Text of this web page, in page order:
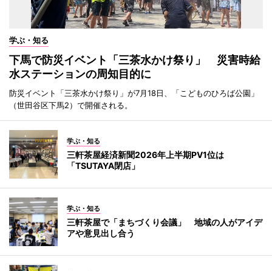
学ぶ・知る
下馬で防災イベント「三茶水かけ祭り」 災害時給
水ステーションの周知目的に
防災イベント「三茶水かけ祭り」が7月18日、「こどものひろば公園」
（世田谷区下馬2）で開催される。
学ぶ・知る
三軒茶屋経済新聞2026年上半期PV1位は
「TSUTAYA閉店」
学ぶ・知る
三軒茶屋で「まちづくり会議」 地域の人がアイデ
アや意見出し合う